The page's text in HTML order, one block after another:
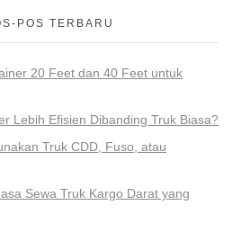
POS TERBARU
20 Feet dan 40 Feet untuk
Lebih Efisien Dibanding Truk Biasa?
Truk CDD, Fuso, atau
Sewa Truk Kargo Darat yang